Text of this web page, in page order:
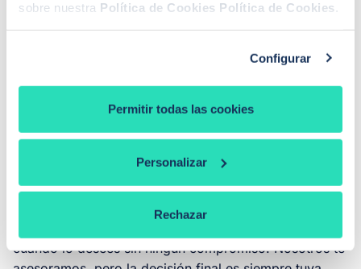
sobre nuestra Política de Cookies Política de Cookies
Configurar
Permitir todas las cookies
Personalizar
Rechazar
¿Por qué el servicio de iAhorro es
Además de ayudarte a tomar la decisión financiera
más acertada sobre tu hipoteca, desde iAhorro
queremos que ahorres tiempo y, sobre todo, dinero.
nuestro servicio es totalmente
gratuito, desde que dejas tus datos en nuestra página
hasta que firmas tu hipoteca con el banco que has
cuando lo desees sin ningún compromiso. Nosotros te